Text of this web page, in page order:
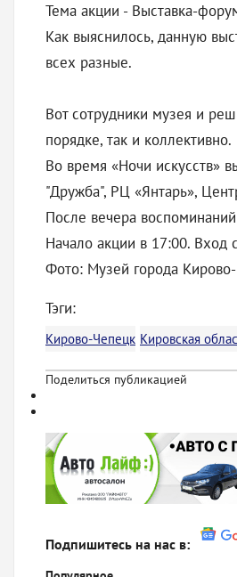
Тема акции - Выставка-
Как выяснилось, данную
всех разные.
Вот сотрудники музея и
порядке, так и коллективно.
Во время «Ночи искусств»
"Дружба", РЦ «Янтарь»,
После вечера
Начало акции в 17:00. Вход
Фото: Музей города
Тэги:
Кирово-Чепецк Кировская
Поделиться публикацией
Подпишитесь на нас в: